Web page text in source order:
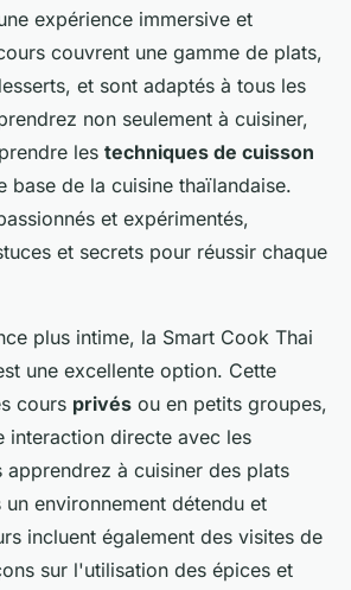
expérience immersive et
couvrent une gamme de plats,
et sont adaptés à tous les
non seulement à cuisiner,
les techniques de cuisson
base de la cuisine thaïlandaise.
et expérimentés,
et secrets pour réussir chaque
plus intime, la Smart Cook Thai
une excellente option. Cette
cours privés ou en petits groupes,
interaction directe avec les
apprendrez à cuisiner des plats
environnement détendu et
incluent également des visites de
sur l'utilisation des épices et